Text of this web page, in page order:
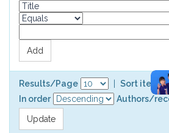
Results/Page
Sort items
In order
Authors/